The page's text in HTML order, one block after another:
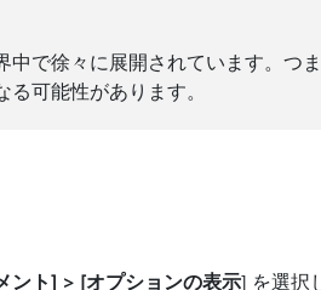
で徐々に展開されています。つ
可能性があります。
ント] > [オプションの表示] を選択